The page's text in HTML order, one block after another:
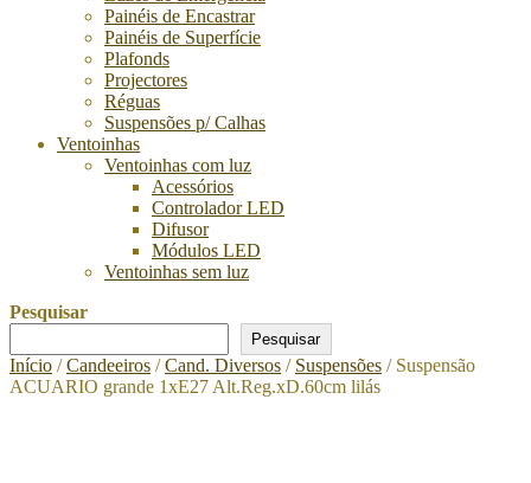
Painéis de Encastrar
Painéis de Superfície
Plafonds
Projectores
Réguas
Suspensões p/ Calhas
Ventoinhas
Ventoinhas com luz
Acessórios
Controlador LED
Difusor
Módulos LED
Ventoinhas sem luz
Pesquisar
Pesquisar
Início /Candeeiros /Cand. Diversos / Suspensões / Suspensão
ACUARIO grande 1xE27 Alt.Reg.xD.60cm lilás